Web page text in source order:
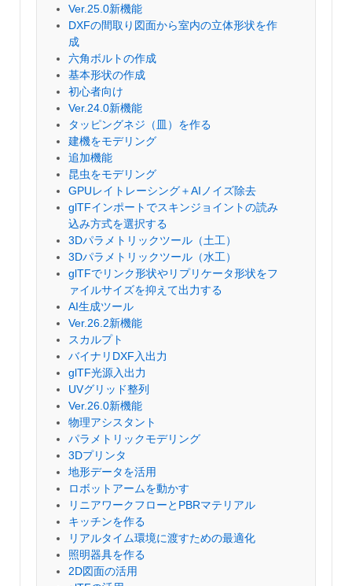
Ver.25.0新機能
DXFの間取り図面から室内の立体形状を作
成
六角ボルトの作成
基本形状の作成
初心者向け
Ver.24.0新機能
タッピングネジ（皿）を作る
建機をモデリング
追加機能
昆虫をモデリング
GPUレイトレーシング＋AIノイズ除去
glTFインポートでスキンジョイントの読み
込み方式を選択する
3Dパラメトリックツール（土工）
3Dパラメトリックツール（水工）
glTFでリンク形状やリプリケータ形状をフ
ァイルサイズを抑えて出力する
AI生成ツール
Ver.26.2新機能
スカルプト
バイナリDXF入出力
glTF光源入出力
UVグリッド整列
Ver.26.0新機能
物理アシスタント
パラメトリックモデリング
3Dプリンタ
地形データを活用
ロボットアームを動かす
リニアワークフローとPBRマテリアル
キッチンを作る
リアルタイム環境に渡すための最適化
照明器具を作る
2D図面の活用